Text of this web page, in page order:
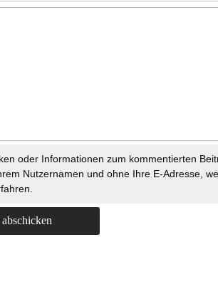
oder Informationen zum kommentierten
Nutzernamen und ohne Ihre E-Adresse,